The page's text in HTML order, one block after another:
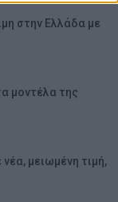
στην Ελλάδα με
μοντέλα της
μειωμένη τιμή,